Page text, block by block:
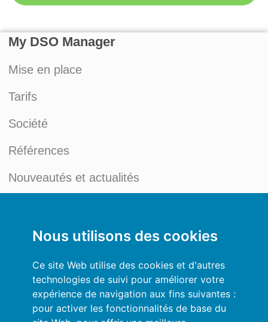
Nous utilisons des cookies
Ce site Web utilise des cookies et d'autres
technologies de suivi pour améliorer votre
expérience de navigation aux fins suivantes :
pour activer les fonctionnalités de base du
My DSO Manager
Mise en place
Tarifs
Société
Références
Nouveautés et actualités
Mon compte
Conditions générales
Politique de Confidentialité
Se connecter